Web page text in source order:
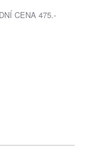
CENA 475.-